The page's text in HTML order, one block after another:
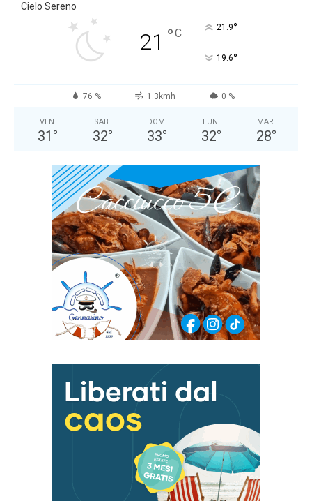
Cielo Sereno
21 °C 21.9°
19.6°
76 % 1.3kmh 0 %
VEN
31 °
SAB
32°
DOM
33°
LUN
32°
MAR
28°